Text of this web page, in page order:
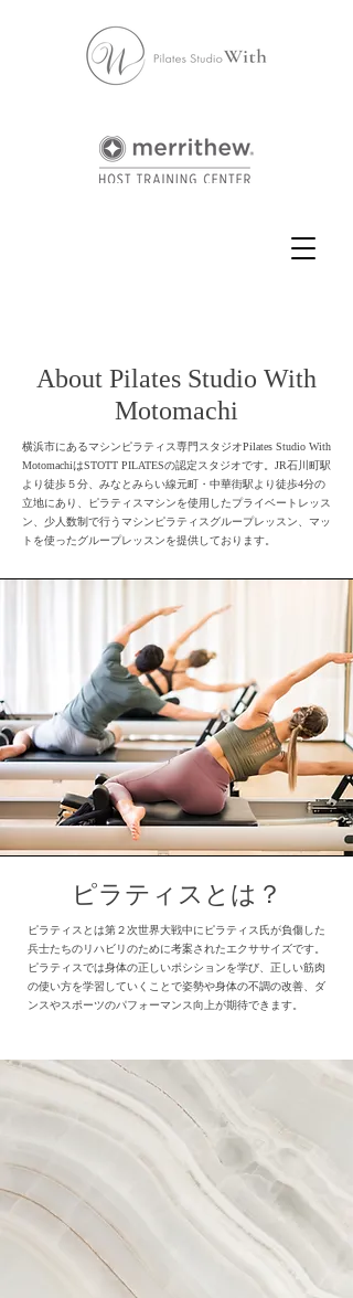
About Pilates Studio With
Motomachi
横浜市にあるマシンピラティス専門スタジオPilates Studio With
MotomachiはSTOTT PILATESの認定スタジオです。JR石川町駅
より徒歩５分、みなとみらい線元町・中華街駅より徒歩4分の
立地にあり、ピラティスマシンを使用したプライベートレッス
ン、少人数制で行うマシンピラティスグループレッスン、マッ
トを使ったグループレッスンを提供しております。
ピラティスとは？
ピラティスとは第２次世界大戦中にピラティス氏が負傷した
兵士たちのリハビリのために考案されたエクササイズです。
ピラティスでは身体の正しいポシションを学び、正しい筋肉
の使い方を学習していくことで姿勢や身体の不調の改善、ダ
ンスやスポーツのパフォーマンス向上が期待できます。